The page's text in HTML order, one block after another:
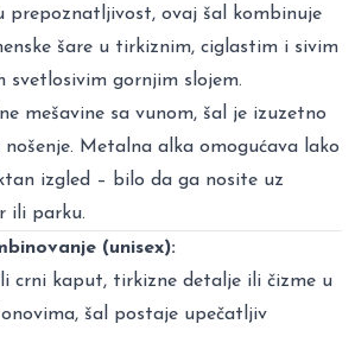
prepoznatljivost, ovaj šal kombinuje
šare u tirkiznim, ciglastim i sivim
svetlosivim gornjim slojem.
mešavine sa vunom, šal je izuzetno
Metalna alka omogućava lako
izgled – bilo da ga nosite uz
ili parku.
(unisex):
crni kaput, tirkizne detalje ili čizme u
šal postaje upečatljiv